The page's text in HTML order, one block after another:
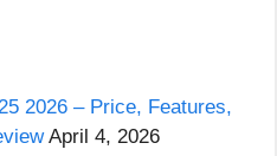
2026 – Price, Features,
April 4, 2026